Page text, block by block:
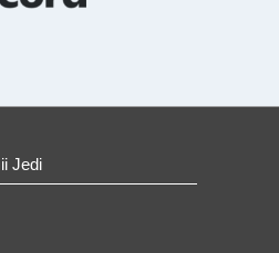
Jedi